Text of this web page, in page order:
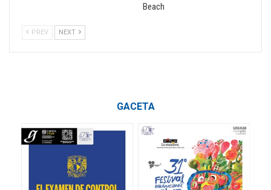
Beach
PREV NEXT
GACETA